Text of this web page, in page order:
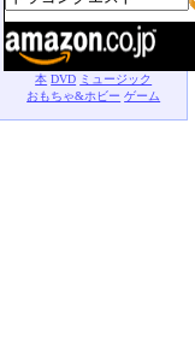
本 DVD ミュージック
おもちゃ&ホビー ゲーム